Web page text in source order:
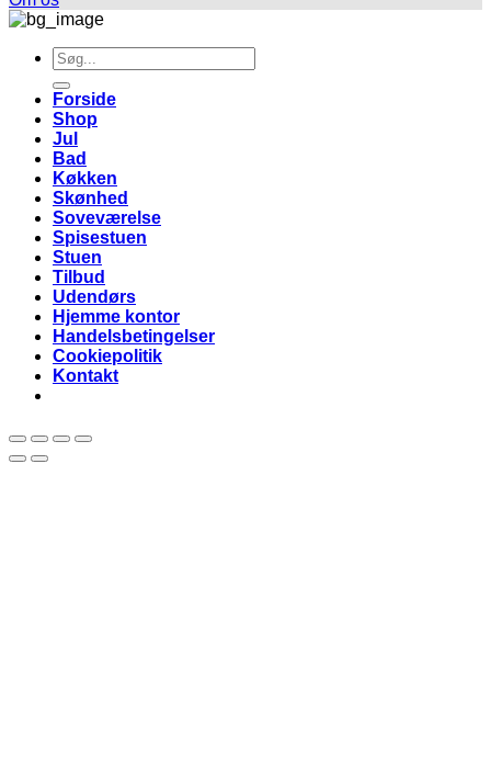
Søg
efter:
Forside
Shop
Jul
Bad
Køkken
Skønhed
Soveværelse
Spisestuen
Stuen
Tilbud
Udendørs
Hjemme kontor
Handelsbetingelser
Cookiepolitik
Kontakt